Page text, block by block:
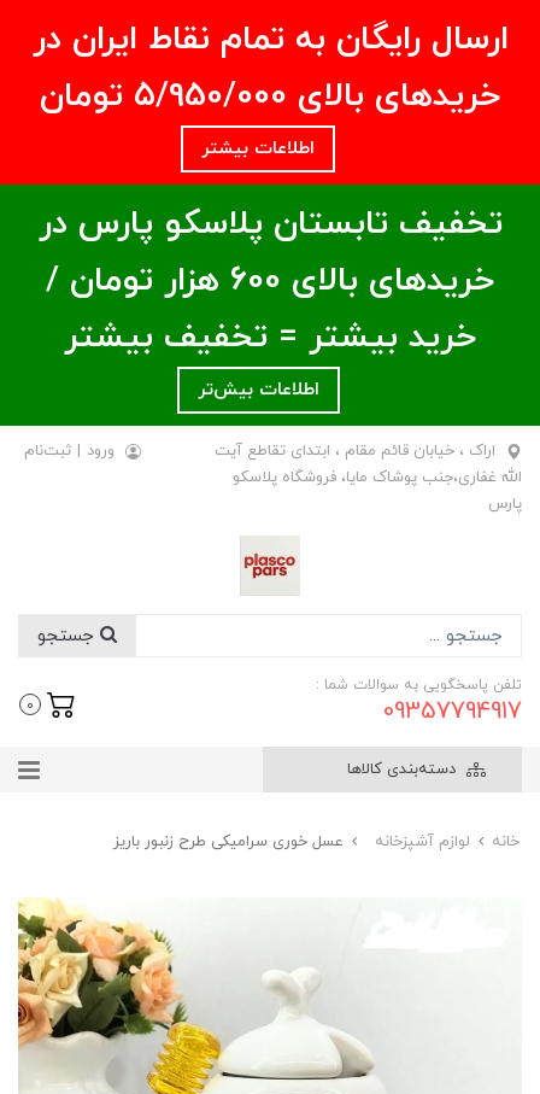
ارسال رایگان به تمام نقاط ایران در
خریدهای بالای ۵/950/000 تومان
اطلاعات بیشتر
تخفیف تابستان پلاسکو پارس در
خریدهای بالای ۶00 هزار تومان /
خرید بیشتر = تخفیف بیشتر
اطلاعات بیش‌تر
اراک ، خیابان قائم مقام ، ابتدای تقاطع آیت
الله غفاری،جنب پوشاک مایا، فروشگاه پلاسکو
پارس
ورود | ثبت‌نام
تلفن پاسخگویی به سوالات شما :
09357794917
0
دسته‌بندی کالاها
خانه لوازم آشپزخانه عسل خوری سرامیکی طرح زنبور باریز